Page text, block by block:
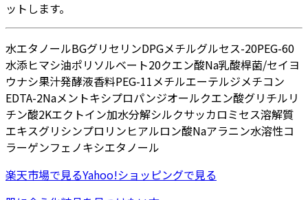
ットします。
水エタノールBGグリセリンDPGメチルグルセス-20PEG-60
水添ヒマシ油ポリソルベート20クエン酸Na乳酸桿菌/セイヨ
ウナシ果汁発酵液香料PEG-11メチルエーテルジメチコン
EDTA-2Naメントキシプロパンジオールクエン酸グリチルリ
チン酸2Kエクトイン加水分解シルクサッカロミセス溶解質
エキスグリシンプロリンヒアルロン酸Naアラニン水溶性コ
ラーゲンフェノキシエタノール
楽天市場で見るYahoo!ショッピングで見る